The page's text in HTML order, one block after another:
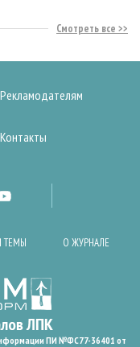
Смотреть все
Рекламодателям
Контакты
ТЕМЫ О ЖУРНАЛЕ
ПИ №ФС77-36401 от